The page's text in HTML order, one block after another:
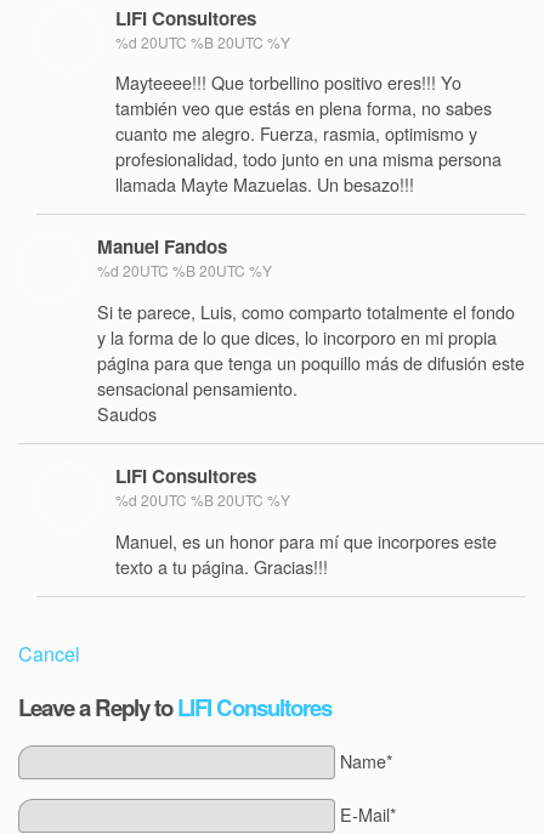
LIFI Consultores
%d 20UTC %B 20UTC %Y
Mayteeee!!! Que torbellino positivo eres!!! Yo
también veo que estás en plena forma, no sabes
cuanto me alegro. Fuerza, rasmia, optimismo y
profesionalidad, todo junto en una misma persona
llamada Mayte Mazuelas. Un besazo!!!
Manuel Fandos
%d 20UTC %B 20UTC %Y
Si te parece, Luis, como comparto totalmente el fondo
y la forma de lo que dices, lo incorporo en mi propia
página para que tenga un poquillo más de difusión este
sensacional pensamiento.
Saudos
LIFI Consultores
%d 20UTC %B 20UTC %Y
Manuel, es un honor para mí que incorpores este
texto a tu página. Gracias!!!
Cancel
Leave a Reply toLIFI Consultores
Name*
E-Mail*